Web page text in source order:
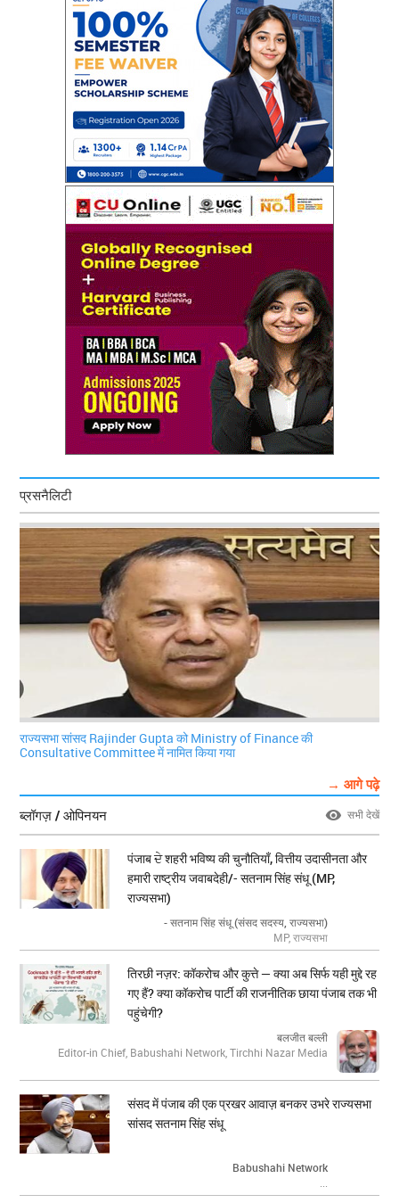
प्रसनैलिटी
राज्यसभा सांसद Rajinder Gupta को Ministry of Finance की
Consultative Committee में नामित किया गया
→ आगे पढ़े
ब्लॉगज़ / ओपिनयन
सभी देखें
पंजाब ਦੇ शहरी भविष्य की चुनौतियाँ, वित्तीय उदासीनता और
हमारी राष्ट्रीय जवाबदेही/- सतनाम सिंह संधू (MP,
राज्यसभा)
- सतनाम सिंह संधू (संसद सदस्य, राज्यसभा)
MP, राज्यसभा
तिरछी नज़र: कॉकरोच और कुत्ते — क्या अब सिर्फ यही मुद्दे रह
गए हैं? क्या कॉकरोच पार्टी की राजनीतिक छाया पंजाब तक भी
पहुंचेगी?
बलजीत बल्ली
Editor-in Chief, Babushahi Network, Tirchhi Nazar Media
संसद में पंजाब की एक प्रखर आवाज़ बनकर उभरे राज्यसभा
सांसद सतनाम सिंह संधू
Babushahi Network
...